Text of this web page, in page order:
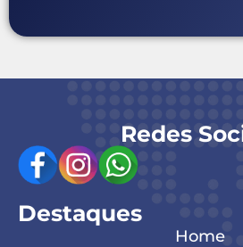
Redes
Destaques
Home